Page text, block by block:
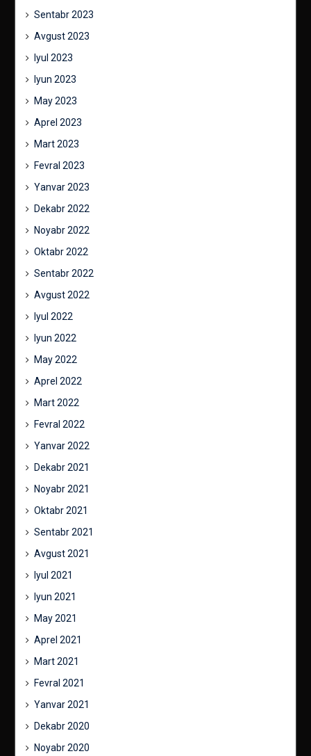
Sentabr 2023
Avgust 2023
Iyul 2023
Iyun 2023
May 2023
Aprel 2023
Mart 2023
Fevral 2023
Yanvar 2023
Dekabr 2022
Noyabr 2022
Oktabr 2022
Sentabr 2022
Avgust 2022
Iyul 2022
Iyun 2022
May 2022
Aprel 2022
Mart 2022
Fevral 2022
Yanvar 2022
Dekabr 2021
Noyabr 2021
Oktabr 2021
Sentabr 2021
Avgust 2021
Iyul 2021
Iyun 2021
May 2021
Aprel 2021
Mart 2021
Fevral 2021
Yanvar 2021
Dekabr 2020
Noyabr 2020